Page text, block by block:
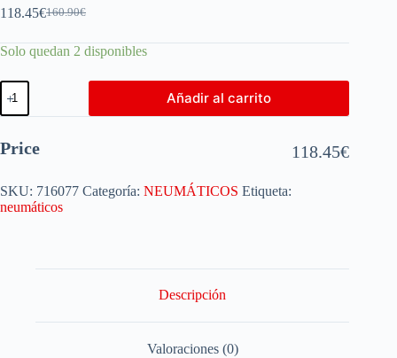
160.90€
118.45€
Solo quedan 2 disponibles
Añadir al carrito
Price 118.45€
SKU: 716077 Categoría: NEUMÁTICOS Etiqueta:
neumáticos
Descripción
Valoraciones (0)